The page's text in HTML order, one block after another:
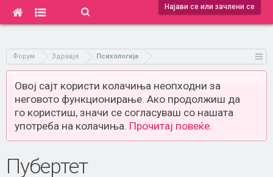
Најави се или зачлени се
Форум Здравје Психологија
Овој сајт користи колачиња неопходни за
неговото функционирање. Ако продолжиш да
го користиш, значи се согласуваш со нашата
употреба на колачиња. Прочитај повеќе.
Пубертет